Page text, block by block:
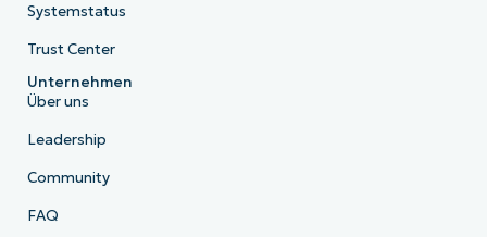
Systemstatus
Trust Center
Unternehmen
Über uns
Leadership
Community
FAQ